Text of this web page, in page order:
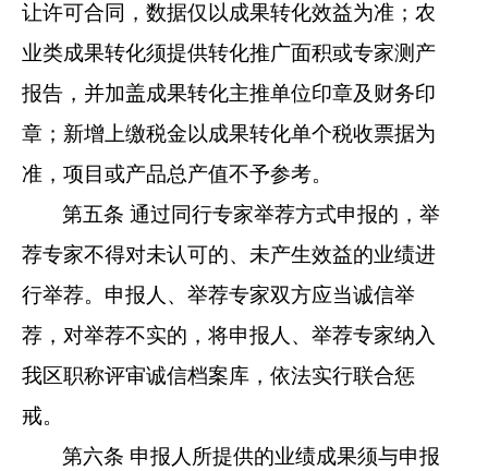
让许可合同，数据仅以成果转化效益为准；农
业类成果转化须提供转化推广面积或专家测产
报告，并加盖成果转化主推单位印章及财务印
章；新增上缴税金以成果转化单个税收票据为
准，项目或产品总产值不予参考。
第五条 通过同行专家举荐方式申报的，举
荐专家不得对未认可的、未产生效益的业绩进
行举荐。申报人、举荐专家双方应当诚信举
荐，对举荐不实的，将申报人、举荐专家纳入
我区职称评审诚信档案库，依法实行联合惩
戒。
第六条 申报人所提供的业绩成果须与申报